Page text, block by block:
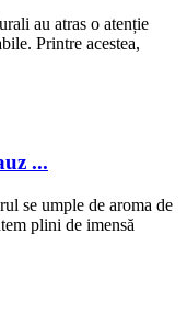
au atras o atenție
Printre acestea,
...
se umple de aroma de
plini de imensă